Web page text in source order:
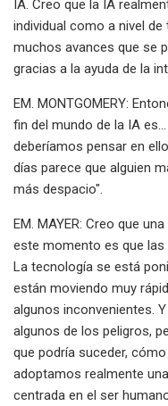
IA. Creo que la IA
individual como a nivel
muchos avances que se
gracias a la ayuda de la
EM. MONTGOMERY:
fin del mundo de la IA
deberíamos pensar en
días parece que alguien
más despacio".
EM. MAYER: Creo que
este momento es que
La tecnología se está
están moviendo muy
algunos inconvenientes.
algunos de los peligros,
que podría suceder,
adoptamos realmente
centrada en el ser